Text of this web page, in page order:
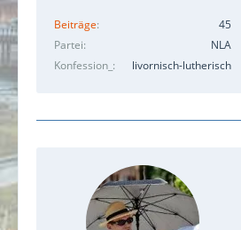
Beiträge
45
Partei
NLA
Konfession_
livornisch-lutherisch